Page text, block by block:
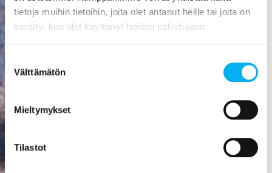
tietoja muihin tietoihin, joita olet antanut heille tai joita on
kerätty, kun olet käyttänyt heidän palvelujaan.
valinta
Välttämätön
Mieltymykset
Tilastot
kuten
vesivahingon
homehtumisen.